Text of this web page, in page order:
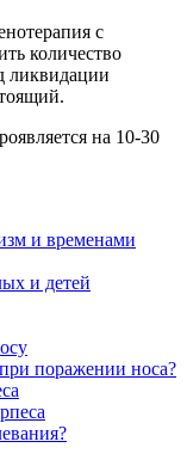
с
количество
ликвидации
на 10-30
и временами
и детей
поражении носа?